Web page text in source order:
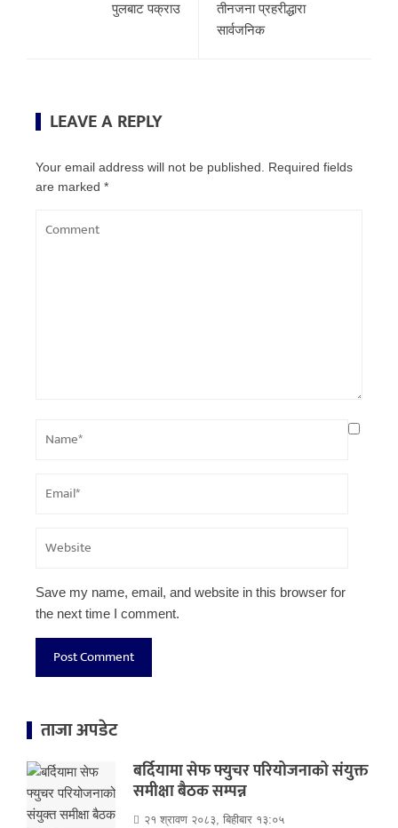
पुलबाट पक्राउ
तीनजना प्रहरीद्धारा
सार्वजनिक
LEAVE A REPLY
Your email address will not be published.
Required fields
are marked *
Save my name, email, and website in this browser for
the next time I comment.
ताजा अपडेट
बर्दियामा सेफ फ्युचर परियोजनाको संयुक्त
समीक्षा बैठक सम्पन्न
२१ श्रावण २०८३, बिहीबार १३:०५